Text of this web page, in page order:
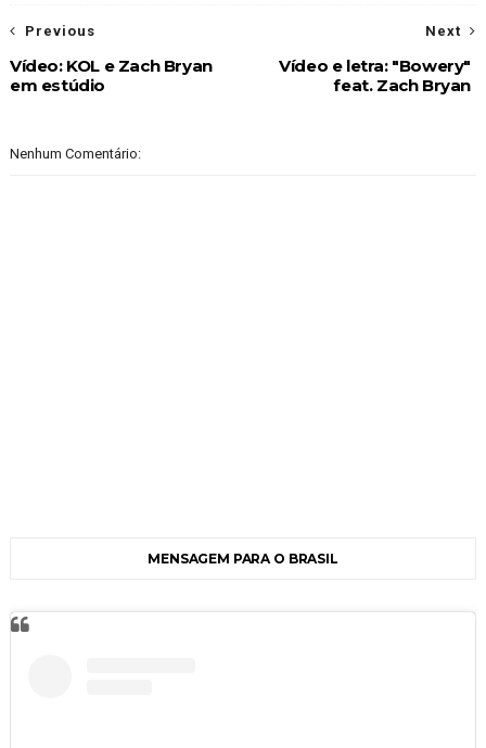
Next
Vídeo e letra: "Bowery"
feat. Zach Bryan
Previous
Vídeo: KOL e Zach Bryan
em estúdio
Nenhum Comentário:
MENSAGEM PARA O BRASIL